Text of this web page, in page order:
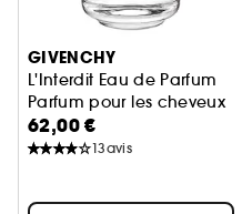
Ignorer le carrousel produits
GIVENCHY
L'Interdit Eau de Parfum
Parfum pour les cheveux
62,00 €
13avis